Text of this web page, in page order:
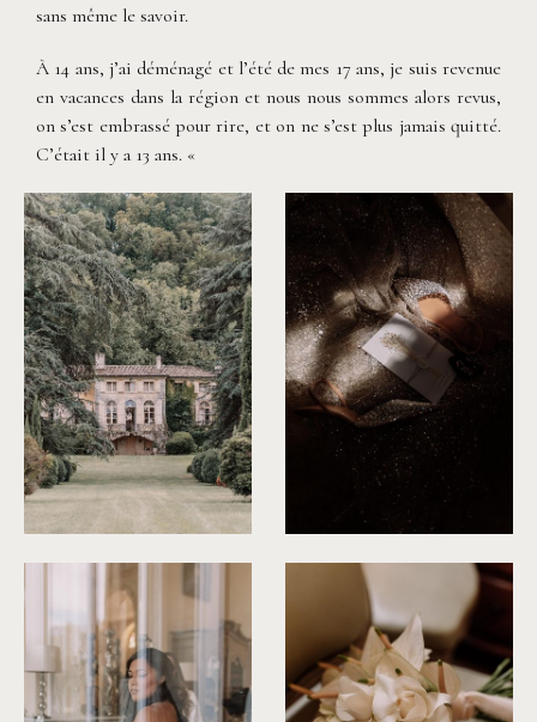
sans même le savoir.
À 14 ans, j’ai déménagé et l’été de mes 17 ans, je suis revenue
en vacances dans la région et nous nous sommes alors revus,
on s’est embrassé pour rire, et on ne s’est plus jamais quitté.
C’était il y a 13 ans. «